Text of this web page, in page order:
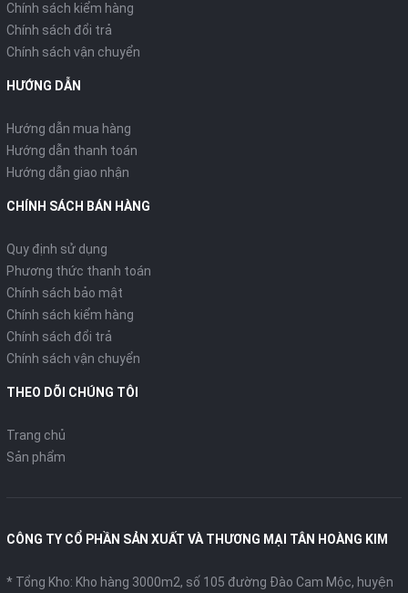
Chính sách kiểm hàng
Chính sách đổi trả
Chính sách vận chuyển
HƯỚNG DẪN
Hướng dẫn mua hàng
Hướng dẫn thanh toán
Hướng dẫn giao nhận
CHÍNH SÁCH BÁN HÀNG
Quy định sử dụng
Phương thức thanh toán
Chính sách bảo mật
Chính sách kiểm hàng
Chính sách đổi trả
Chính sách vận chuyển
THEO DÕI CHÚNG TÔI
Trang chủ
Sản phẩm
CÔNG TY CỔ PHẦN SẢN XUẤT VÀ THƯƠNG MẠI TÂN HOÀNG KIM
* Tổng Kho: Kho hàng 3000m2, số 105 đường Đào Cam Mộc, huyện